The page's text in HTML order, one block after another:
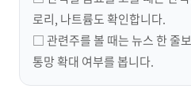
로리, 나트륨도 확인합니다.
□ 관련주를 볼 때는 뉴스 한 줄
통망 확대 여부를 봅니다.